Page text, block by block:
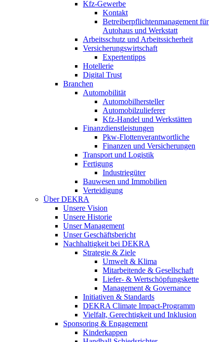
Kfz-Gewerbe
Kontakt
Betreiberpflichtenmanagement für
Autohaus und Werkstatt
Arbeitsschutz und Arbeitssicherheit
Versicherungswirtschaft
Expertentipps
Hotellerie
Digital Trust
Branchen
Automobilität
Automobilhersteller
Automobilzulieferer
Kfz-Handel und Werkstätten
Finanzdienstleistungen
Pkw‑Flottenverantwortliche
Finanzen und Versicherungen
Transport und Logistik
Fertigung
Industriegüter
Bauwesen und Immobilien
Verteidigung
Über DEKRA
Unsere Vision
Unsere Historie
Unser Management
Unser Geschäftsbericht
Nachhaltigkeit bei DEKRA
Strategie & Ziele
Umwelt & Klima
Mitarbeitende & Gesellschaft
Liefer- & Wertschöpfungskette
Management & Governance
Initiativen & Standards
DEKRA Climate Impact-Programm
Vielfalt, Gerechtigkeit und Inklusion​
Sponsoring & Engagement
Kinderkappen